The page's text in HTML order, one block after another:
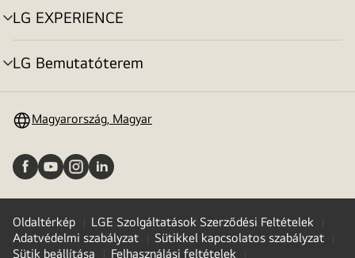
LG EXPERIENCE
menu
toggle
LG Bemutatóterem
menu
Magyarország, Magyar
Oldaltérkép
LGE Szolgáltatások Szerződési Feltételek
Adatvédelmi szabályzat
Sütikkel kapcsolatos szabályzat
Sütik beállítása
Felhasználási feltételek